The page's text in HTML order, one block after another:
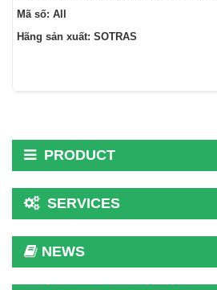
Mã số: All
Hãng sản xuất: SOTRAS
PRODUCT
SERVICES
NEWS